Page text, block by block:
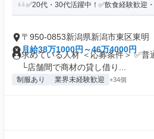
✅20代・30代活躍中！✅飲食経験歓迎
〒950-0853新潟県新潟市東区東明
月給38万1000円～46万4000円
求めている人材 ＜応募条件＞ ✅普
└店舗間で商材の貸し借り...
制服あり 業界未経験歓迎 +34個